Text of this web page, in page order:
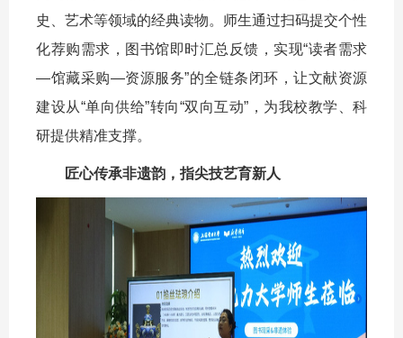
史、艺术等领域的经典读物。师生通过扫码提交个性
化荐购需求，图书馆即时汇总反馈，实现“读者需求
—馆藏采购—资源服务”的全链条闭环，让文献资源
建设从“单向供给”转向“双向互动”，为我校教学、科
研提供精准支撑。
匠心传承非遗韵，指尖技艺育新人